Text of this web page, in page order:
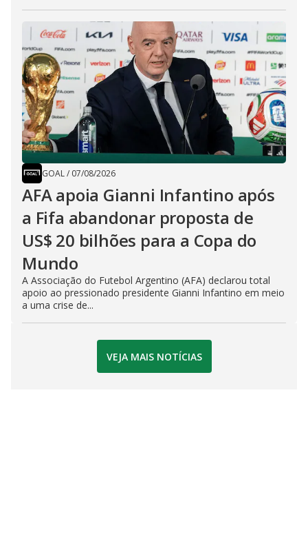
GOAL/ 07/08/2026
AFA apoia Gianni Infantino após
a Fifa abandonar proposta de
US$ 20 bilhões para a Copa do
Mundo
A Associação do Futebol Argentino (AFA) declarou total
apoio ao pressionado presidente Gianni Infantino em meio
a uma crise de...
VEJA MAIS NOTÍCIAS